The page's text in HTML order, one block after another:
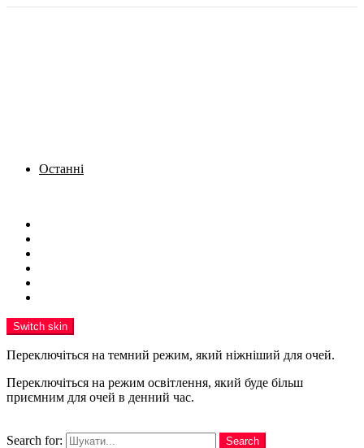
Останні
Switch skin
Переключіться на темний режим, який ніжніший для очей.
Переключіться на режим освітлення, який буде більш
приємним для очей в денний час.
Search for:
Search